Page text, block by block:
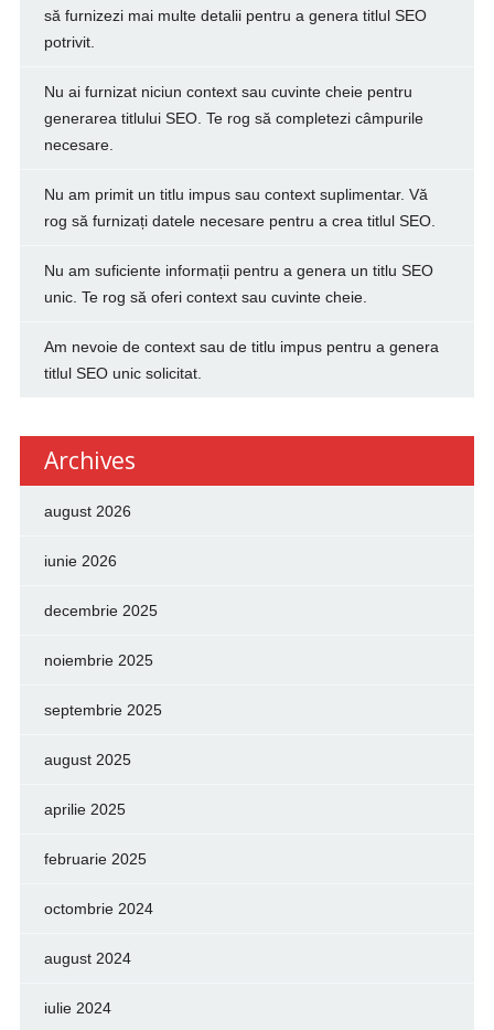
să furnizezi mai multe detalii pentru a genera titlul SEO
potrivit.
Nu ai furnizat niciun context sau cuvinte cheie pentru
generarea titlului SEO. Te rog să completezi câmpurile
necesare.
Nu am primit un titlu impus sau context suplimentar. Vă
rog să furnizați datele necesare pentru a crea titlul SEO.
Nu am suficiente informații pentru a genera un titlu SEO
unic. Te rog să oferi context sau cuvinte cheie.
Am nevoie de context sau de titlu impus pentru a genera
titlul SEO unic solicitat.
Archives
august 2026
iunie 2026
decembrie 2025
noiembrie 2025
septembrie 2025
august 2025
aprilie 2025
februarie 2025
octombrie 2024
august 2024
iulie 2024